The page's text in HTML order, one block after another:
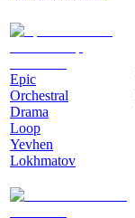
Epic
Orchestral
Drama
Loop
Yevhen
Lokhmatov